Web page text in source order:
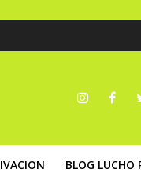
BLOG LUCHO